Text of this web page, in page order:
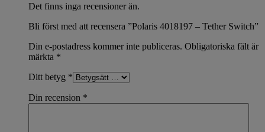
Det finns inga recensioner än.
Bli först med att recensera ”Polaris 4018197 – Tether Switch”
Din e-postadress kommer inte publiceras. Obligatoriska fält är
märkta *
Ditt betyg *
Din recension *